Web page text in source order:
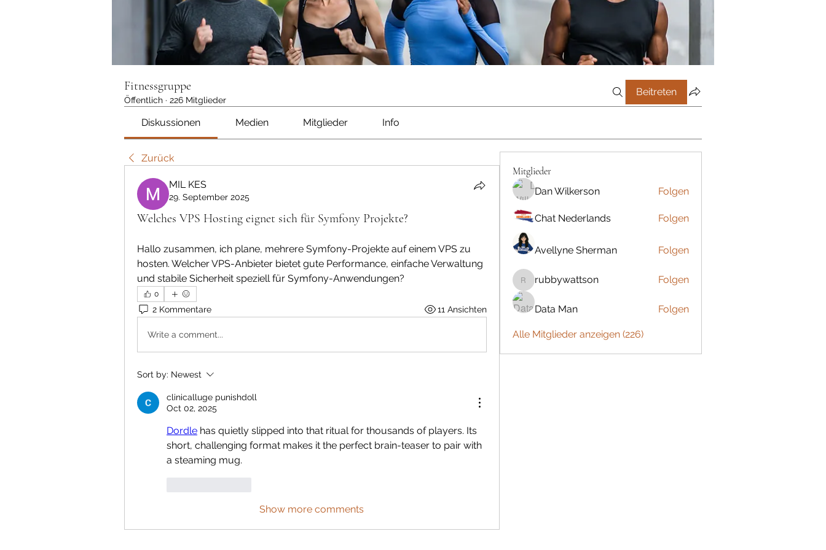
Fitnessgruppe
Öffentlich · 226 Mitglieder
Beitreten
Diskussionen Medien Mitglieder Info
Zurück
MIL KES
29. September 2025
Welches VPS Hosting eignet sich für Symfony Projekte?
Hallo zusammen, ich plane, mehrere Symfony-Projekte auf einem VPS zu
hosten. Welcher VPS-Anbieter bietet gute Performance, einfache Verwaltung
und stabile Sicherheit speziell für Symfony-Anwendungen?
0
2 Kommentare 11 Ansichten
Write a comment...
Sort by: Newest
clinicalluge punishdoll
Oct 02, 2025
Dordle has quietly slipped into that ritual for thousands of players. Its
short, challenging format makes it the perfect brain-teaser to pair with
a steaming mug.
Show more comments
Mitglieder
Dan Wilkerson Folgen
Chat Nederlands Folgen
Avellyne Sherman Folgen
rubbywattson
rubbywattson Folgen
Data Man Folgen
Alle Mitglieder anzeigen (226)